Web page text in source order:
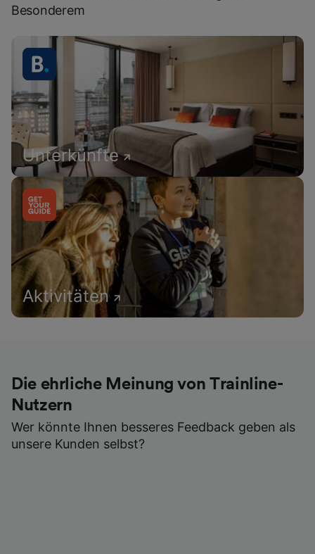
Besonderem
Unterkünfte
Aktivitäten
Die ehrliche Meinung von Trainline-
Nutzern
Wer könnte Ihnen besseres Feedback geben als
unsere Kunden selbst?